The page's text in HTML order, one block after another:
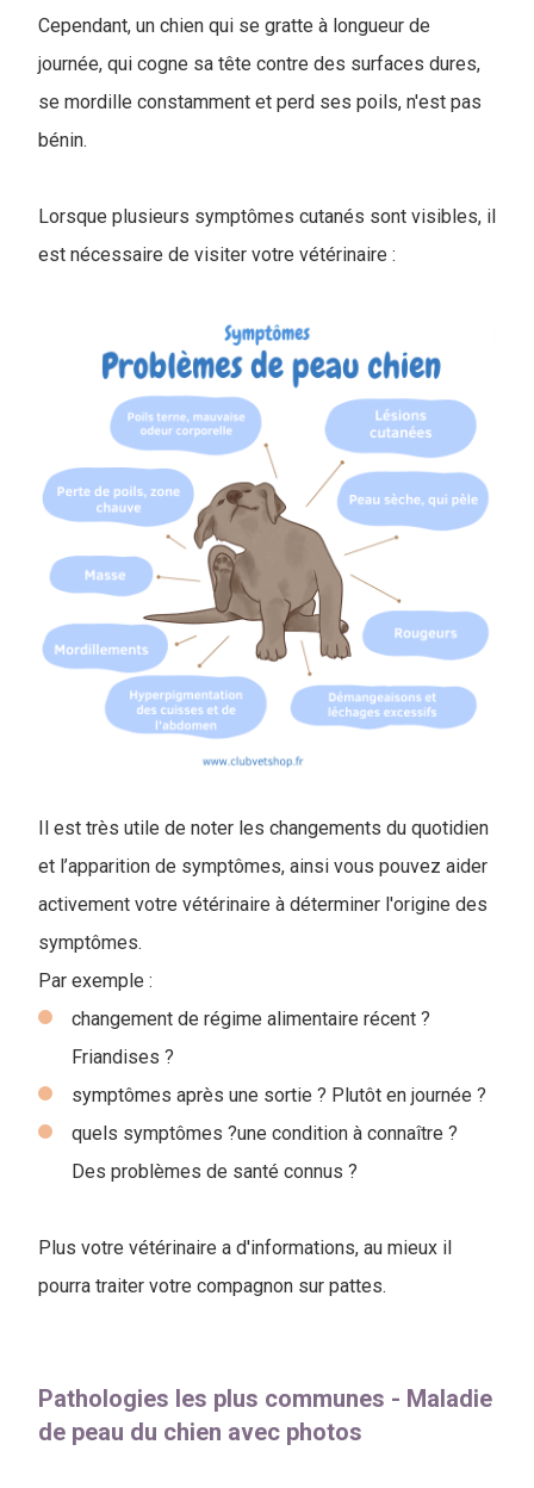
Cependant, un chien qui se gratte à longueur de
journée, qui cogne sa tête contre des surfaces dures,
se mordille constamment et perd ses poils, n'est pas
bénin.
Lorsque plusieurs symptômes cutanés sont visibles, il
est nécessaire de visiter votre vétérinaire :
Il est très utile de noter les changements du quotidien
et l’apparition de symptômes, ainsi vous pouvez aider
activement votre vétérinaire à déterminer l'origine des
symptômes.
Par exemple :
changement de régime alimentaire récent ?
Friandises ?
symptômes après une sortie ? Plutôt en journée ?
quels symptômes ?une condition à connaître ?
Des problèmes de santé connus ?
Plus votre vétérinaire a d'informations, au mieux il
pourra traiter votre compagnon sur pattes.
Pathologies les plus communes - Maladie
de peau du chien avec photos